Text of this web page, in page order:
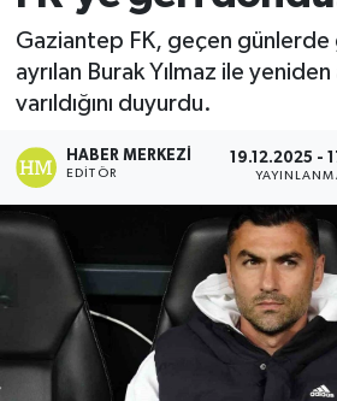
Gaziantep FK, geçen
ayrılan Burak Yılmaz ile
varıldığını duyurdu.
HABER MERKEZI
EDITÖR
19.12.2025 -